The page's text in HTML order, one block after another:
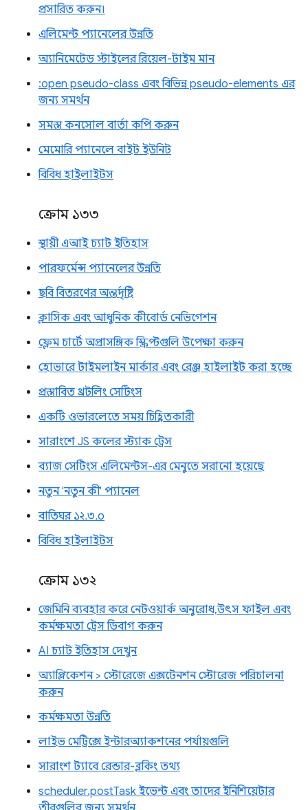
প্রসারিত করুন।
এলিমেন্ট প্যানেলের উন্নতি
অ্যানিমেটেড স্টাইলের রিয়েল-টাইম মান
:open pseudo-class এবং বিভিন্ন pseudo-elements এর
জন্য সমর্থন
সমস্ত কনসোল বার্তা কপি করুন
মেমোরি প্যানেলে বাইট ইউনিট
বিবিধ হাইলাইটস
ক্রোম ১৩৩
স্থায়ী এআই চ্যাট ইতিহাস
পারফর্মেন্স প্যানেলের উন্নতি
ছবি বিতরণের অন্তর্দৃষ্টি
ক্লাসিক এবং আধুনিক কীবোর্ড নেভিগেশন
ফ্লেম চার্টে অপ্রাসঙ্গিক স্ক্রিপ্টগুলি উপেক্ষা করুন
হোভারে টাইমলাইন মার্কার এবং রেঞ্জ হাইলাইট করা হচ্ছে
প্রস্তাবিত থ্রটলিং সেটিংস
একটি ওভারলেতে সময় চিহ্নিতকারী
সারাংশে JS কলের স্ট্যাক ট্রেস
ব্যাজ সেটিংস এলিমেন্টস-এর মেনুতে সরানো হয়েছে
নতুন 'নতুন কী' প্যানেল
বাতিঘর ১২.৩.০
বিবিধ হাইলাইটস
ক্রোম ১৩২
জেমিনি ব্যবহার করে নেটওয়ার্ক অনুরোধ, উৎস ফাইল এবং
কর্মক্ষমতা ট্রেস ডিবাগ করুন
AI চ্যাট ইতিহাস দেখুন
অ্যাপ্লিকেশন > স্টোরেজে এক্সটেনশন স্টোরেজ পরিচালনা
করুন
কর্মক্ষমতা উন্নতি
লাইভ মেট্রিক্সে ইন্টারঅ্যাকশনের পর্যায়গুলি
সারাংশ ট্যাবে রেন্ডার-ব্লকিং তথ্য
scheduler.postTask ইভেন্ট এবং তাদের ইনিশিয়েটার